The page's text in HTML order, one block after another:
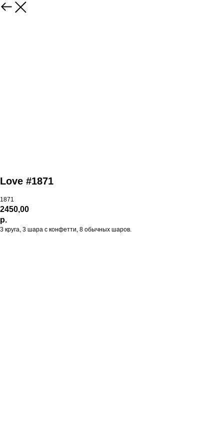
Love #1871
1871
2450,00
р.
3 круга, 3 шара с конфетти, 8 обычных шаров.